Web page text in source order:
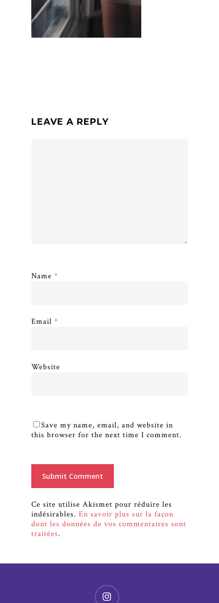
LEAVE A REPLY
Name *
Email *
Website
Save my name, email, and website in
this browser for the next time I comment.
Ce site utilise Akismet pour réduire les
indésirables. En savoir plus sur la façon
dont les données de vos commentaires sont
traitées.